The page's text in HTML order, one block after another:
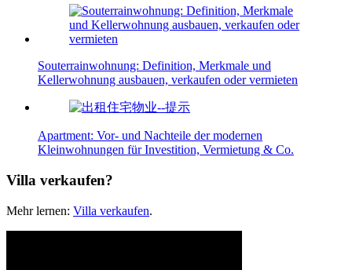
Souterrainwohnung: Definition, Merkmale und
Kellerwohnung ausbauen, verkaufen oder vermieten
Apartment: Vor- und Nachteile der modernen
Kleinwohnungen für Investition, Vermietung & Co.
Villa verkaufen?
Mehr lernen: Villa verkaufen.